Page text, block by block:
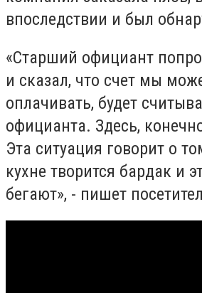
впоследствии и был
«Старший официант
и сказал, что счет мы
оплачивать, будет
официанта. Здесь,
Эта ситуация говорит о
кухне творится бардак и
бегают», - пишет